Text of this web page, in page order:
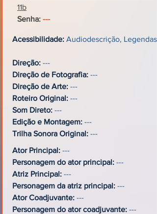
11b
Senha: ---
Acessibilidade: Audiodescrição, Legendas
Direção: ---
Direção de Fotografia: ---
Direção de Arte: ---
Roteiro Original: ---
Som Direto: ---
Edição e Montagem: ---
Trilha Sonora Original: ---
Ator Principal: ---
Personagem do ator principal: ---
Atriz Principal: ---
Personagem da atriz principal: ---
Ator Coadjuvante: ---
Personagem do ator coadjuvante: ---